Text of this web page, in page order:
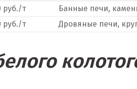
руб./т
Банные печи,
руб./т Дровяные печи,